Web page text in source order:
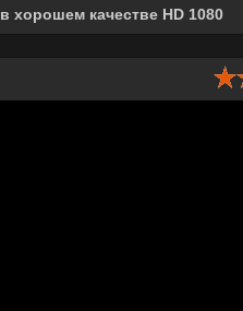
хорошем качестве HD 1080